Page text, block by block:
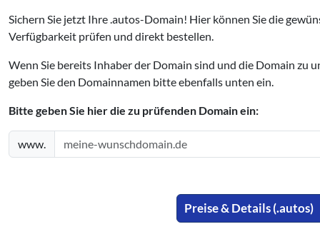
Sichern Sie jetzt Ihre .autos-Domain! Hier können Sie die
Verfügbarkeit prüfen und direkt bestellen.
Wenn Sie bereits Inhaber der Domain sind und die Domain zu
geben Sie den Domainnamen bitte ebenfalls unten ein.
Bitte geben Sie hier die zu prüfenden Domain ein:
www.
Preise & Details (.autos)